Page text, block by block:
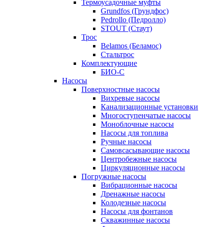
Термоусадочные муфты
Grundfos (Грундфос)
Pedrollo (Педролло)
STOUT (Стаут)
Трос
Belamos (Беламос)
Стальтрос
Комплектующие
БИО-С
Насосы
Поверхностные насосы
Вихревые насосы
Канализационные установки
Многоступенчатые насосы
Моноблочные насосы
Насосы для топлива
Ручные насосы
Самовсасывающие насосы
Центробежные насосы
Циркуляционные насосы
Погружные насосы
Вибрационные насосы
Дренажные насосы
Колодезные насосы
Насосы для фонтанов
Скважинные насосы